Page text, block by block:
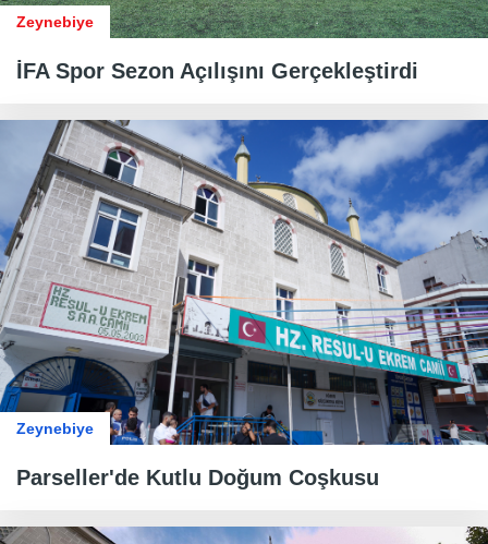
Zeynebiye
İFA Spor Sezon Açılışını Gerçekleştirdi
Zeynebiye
​​​​​​​Parseller'de Kutlu Doğum Coşkusu